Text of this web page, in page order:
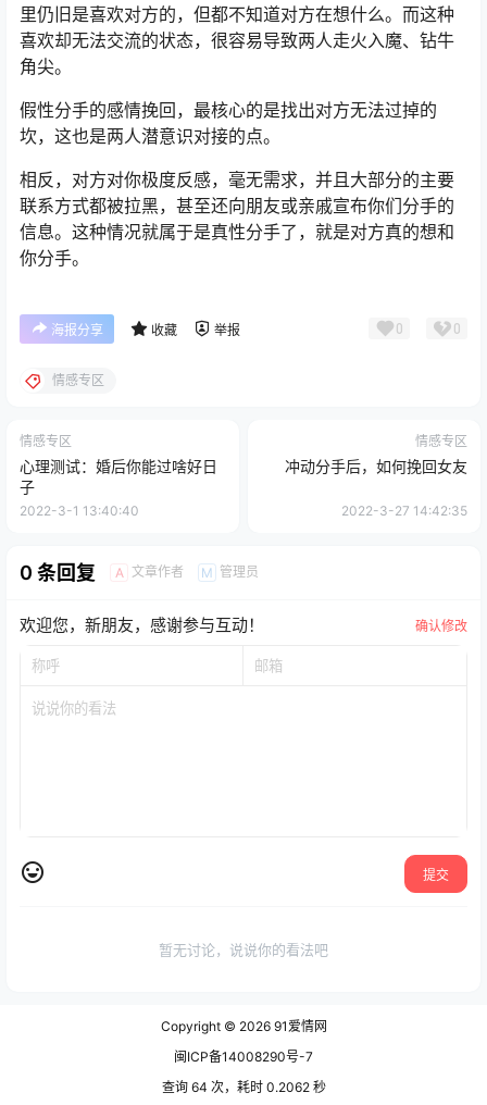
里仍旧是喜欢对方的，但都不知道对方在想什么。而这种
喜欢却无法交流的状态，很容易导致两人走火入魔、钻牛
角尖。
假性分手的感情挽回，最核心的是找出对方无法过掉的
坎，这也是两人潜意识对接的点。
相反，对方对你极度反感，毫无需求，并且大部分的主要
联系方式都被拉黑，甚至还向朋友或亲戚宣布你们分手的
信息。这种情况就属于是真性分手了，就是对方真的想和
你分手。
海报分享 收藏 举报 0 0
情感专区
情感专区
心理测试：婚后你能过啥好日
子
2022-3-1 13:40:40
情感专区
冲动分手后，如何挽回女友
2022-3-27 14:42:35
0 条回复 A 文章作者 M 管理员
欢迎您，新朋友，感谢参与互动！ 确认修改
提交
暂无讨论，说说你的看法吧
Copyright © 202691爱情网
闽ICP备14008290号-7
查询 64 次，耗时 0.2062 秒